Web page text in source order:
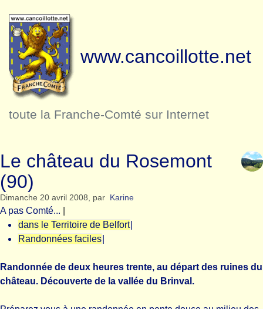
www.cancoillotte.net
toute la Franche-Comté sur Internet
Le château du Rosemont
(90)
Dimanche 20 avril 2008, par Karine
A pas Comté...
dans le Territoire de Belfort
Randonnées faciles
Randonnée de deux heures trente, au départ des ruines du
château. Découverte de la vallée du Brinval.